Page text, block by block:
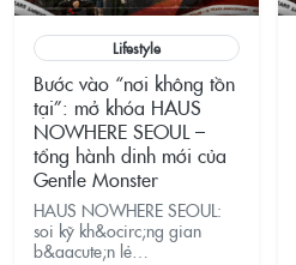
Lifestyle
Bước vào “nơi không tồn
tại”: mở khóa HAUS
NOWHERE SEOUL –
tổng hành dinh mới của
Gentle Monster
HAUS NOWHERE SEOUL:
soi kỹ kh&ocirc;ng gian
b&aacute;n lẻ